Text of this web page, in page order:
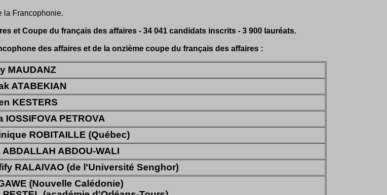
la Francophonie.
et Coupe du français des affaires - 34 041 candidats inscrits - 3 900 lauréats.
des affaires et de la onzième coupe du français des affaires :
MAUDANZ
ATABEKIAN
KESTERS
IOSSIFOVA PETROVA
ROBITAILLE (Québec)
ABDALLAH ABDOU-WALI
RALAIVAO (de l'Université Senghor)
(Nouvelle Calédonie)